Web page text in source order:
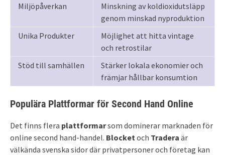
Miljöpåverkan
Minskning av koldioxidutsläpp
genom minskad nyproduktion
Unika Produkter
Möjlighet att hitta vintage
och retrostilar
Stöd till samhällen
Stärker lokala ekonomier och
främjar hållbar konsumtion
Populära Plattformar för Second Hand Online
Det finns flera plattformarsom dominerar marknaden för
online second hand-handel. Blocket och Tradera är
välkända svenska sidor där privatpersoner och företag kan